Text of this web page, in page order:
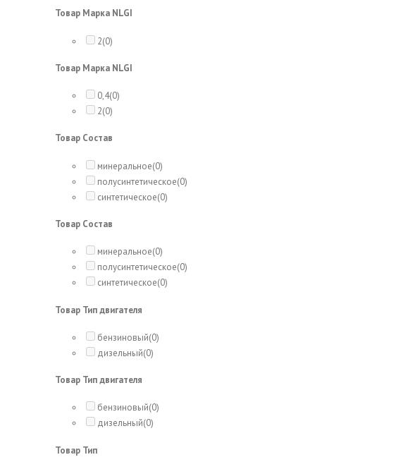
Товар Марка NLGI
2(0)
Товар Марка NLGI
0,4(0)
2(0)
Товар Состав
минеральное(0)
полусинтетическое(0)
синтетическое(0)
Товар Состав
минеральное(0)
полусинтетическое(0)
синтетическое(0)
Товар Тип двигателя
бензиновый(0)
дизельный(0)
Товар Тип двигателя
бензиновый(0)
дизельный(0)
Товар Тип